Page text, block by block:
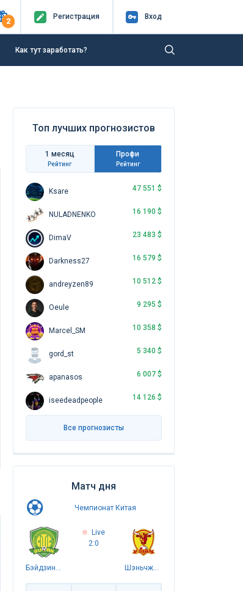
2
Регистрация Вход
Как тут заработать?
Топ лучших прогнозистов
1 месяц
Рейтинг
Профи
Рейтинг
Ksare 47 551 $
NULADNENKO 16 190 $
DimaV 23 483 $
Darkness27 16 579 $
andreyzen89 10 512 $
Oeule 9 295 $
Marcel_SM 10 358 $
gord_st 5 340 $
apanasos 6 007 $
iseedeadpeople 14 126 $
Все прогнозисты
Матч дня
Чемпионат Китая
Бэйдзин Гоань
Live
2:0
Шэньчжэнь Пэн Сити